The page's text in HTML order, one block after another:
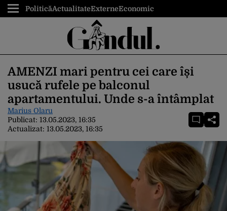
PoliticăActualitateExterneEconomic
AMENZI mari pentru cei care își
usucă rufele pe balconul
apartamentului. Unde s-a întâmplat
Marius Olaru
Publicat: 13.05.2023, 16:35
Actualizat: 13.05.2023, 16:35